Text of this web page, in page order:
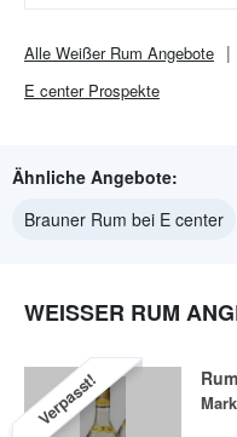
Alle Weißer Rum Angebote
E centerProspekte
Ähnliche Angebote:
Brauner Rum bei E center
WEISSER RUM
Verpasst! Rum